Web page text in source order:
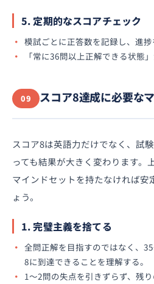
5. 定期的なスコアチェック
模試ごとに正答数を記録し、進捗
「常に36問以上正解できる状態
09 スコア8達成に必要な
スコア8は英語力だけでなく、試
っても結果が大きく変わります。
マインドセットを持たなければ安
ょう。
1. 完璧主義を捨てる
全問正解を目指すのではなく、
8に到達できることを理解する。
1〜2問の失点を引きずらず、残